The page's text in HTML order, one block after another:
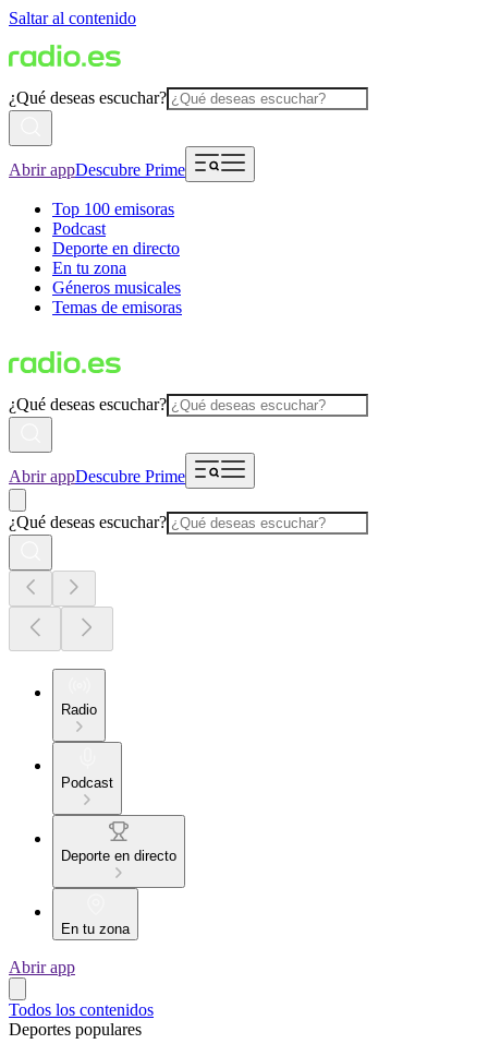
Saltar al contenido
¿Qué deseas escuchar?
Abrir appDescubre Prime
Top 100 emisoras
Podcast
Deporte en directo
En tu zona
Géneros musicales
Temas de emisoras
¿Qué deseas escuchar?
Abrir appDescubre Prime
¿Qué deseas escuchar?
Radio
Podcast
Deporte en directo
En tu zona
Abrir app
Todos los contenidos
Deportes populares